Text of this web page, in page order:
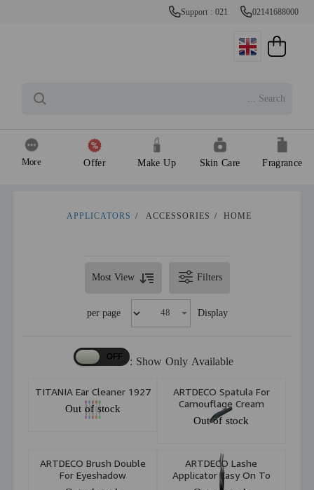
Support : 021 02141688000
Fragrance
Skin Care
Make Up
Offer
More
HOME
/
ACCESSORIES
/
APPLICATORS
Filters
Most View
Display
per page
Show Only Available :
TITANIA Ear Cleaner 1927
Out of stock
ARTDECO Spatula For
Camouflage Cream
Out of stock
ARTDECO Brush Double
For Eyeshadow
ARTDECO Lashe
Applicator Easy On To
Apply False Lashes 6613